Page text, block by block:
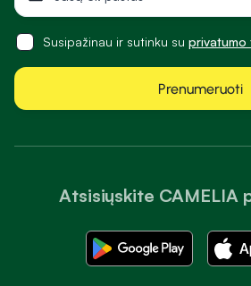
Atsisiųskite CAMELIA
Susipažinau ir sutinku su privatumo
Prenumeruoti